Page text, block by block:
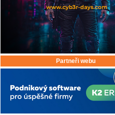
Partneři webu